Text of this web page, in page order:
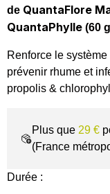
de QuantaFlore
QuantaPhylle (60
Renforce le
prévenir rhume et
propolis &
Plus que 29 €
(France
Durée :